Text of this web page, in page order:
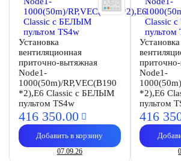
Установка
вентиляционная
приточно-вытяжная
Node1-
1000(50m)/RP,VEC(B190
*2),E6 Classic с БЕЛЫМ
пультом TS4w
416 350.00
Добавить в корзину
07.09.26
Установка
Node1-
*2),E6
пультом
416